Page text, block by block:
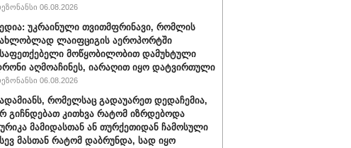
06.08.2026
უკრაინული თვითმფრინავი, რომლის
ლაიფციგის აეროპორტში
მოწყობილობით დამუხტული
აღმოაჩინეს, იარაღით იყო დატვირთული
06.08.2026
რომელსაც გადაუარეთ დედაჩემია,
გიჩნდებათ კითხვა რატომ იზრდებოდა
მამიდასთან ან თურქეთიდან ჩამოსული
მასთან რატომ დაბრუნდა, სად იყო